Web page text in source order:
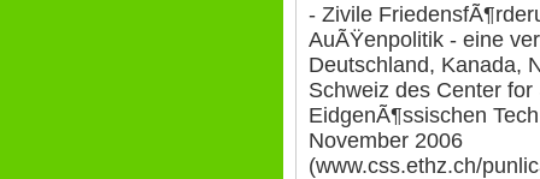
- Zivile
AuÃŸenpolitik - eine
Deutschland, Kanada,
Schweiz des Center
EidgenÃ¶ssischen
November 2006
(www.css.ethz.ch/